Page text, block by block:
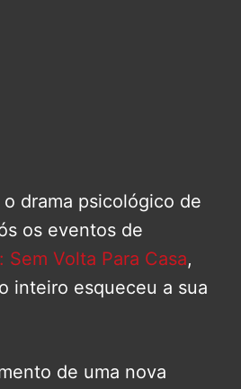
drama psicológico de
os eventos de
Sem Volta Para Casa,
inteiro esqueceu a sua
de uma nova